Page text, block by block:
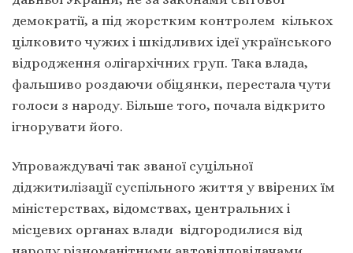
демократії, а під жорстким контролем кількох
цілковито чужих і шкідливих ідеї українського
відродження олігархічних груп. Така влада,
фальшиво роздаючи обіцянки, перестала чути
голоси з народу. Більше того, почала відкрито
ігнорувати його.
Упроваждувачі так званої суцільної
діджитилізації суспільного життя у ввірених їм
міністерствах, відомствах, центральних і
місцевих органах влади відгородилися від